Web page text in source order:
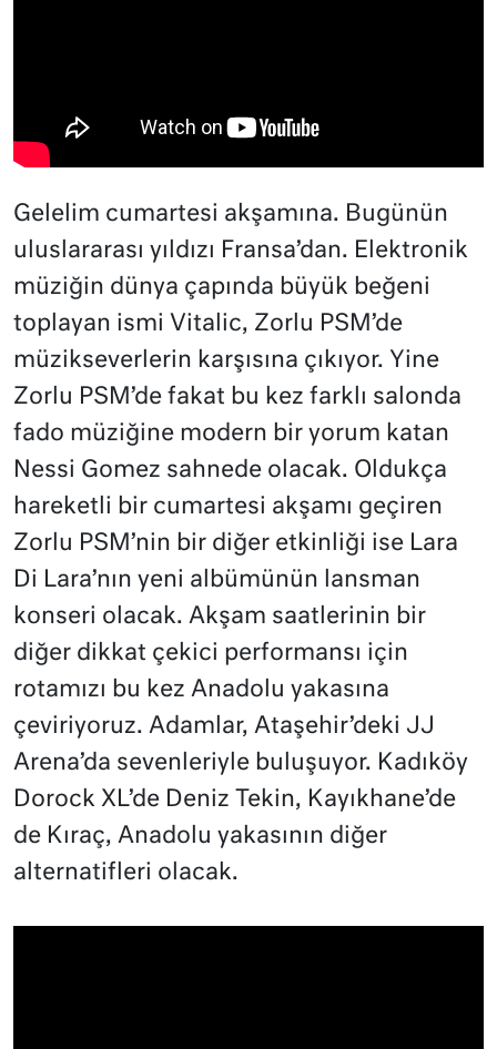
Gelelim cumartesi akşamına. Bugünün
uluslararası yıldızı Fransa’dan. Elektronik
müziğin dünya çapında büyük beğeni
toplayan ismi Vitalic, Zorlu PSM’de
müzikseverlerin karşısına çıkıyor. Yine
Zorlu PSM’de fakat bu kez farklı salonda
fado müziğine modern bir yorum katan
Nessi Gomez sahnede olacak. Oldukça
hareketli bir cumartesi akşamı geçiren
Zorlu PSM’nin bir diğer etkinliği ise Lara
Di Lara’nın yeni albümünün lansman
konseri olacak. Akşam saatlerinin bir
diğer dikkat çekici performansı için
rotamızı bu kez Anadolu yakasına
çeviriyoruz. Adamlar, Ataşehir’deki JJ
Arena’da sevenleriyle buluşuyor. Kadıköy
Dorock XL’de Deniz Tekin, Kayıkhane’de
de Kıraç, Anadolu yakasının diğer
alternatifleri olacak.